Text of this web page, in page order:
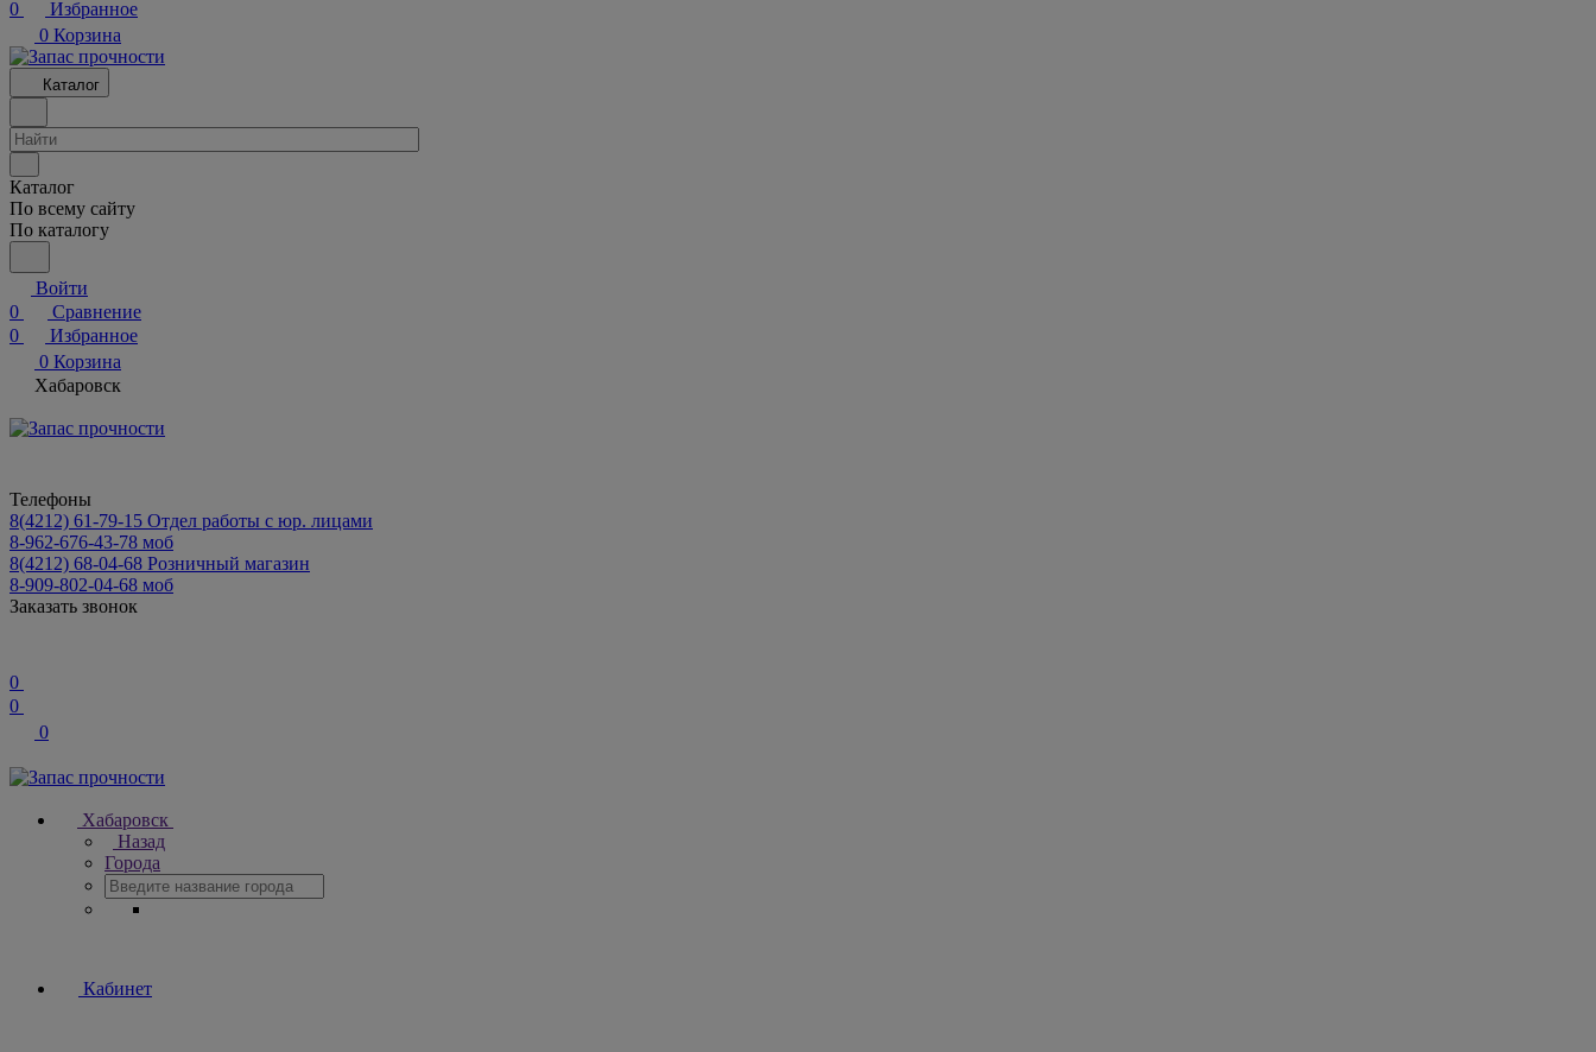
0
Избранное
0 Корзина
Каталог
Каталог
По всему сайту
По каталогу
Войти
0
Сравнение
0
Избранное
0 Корзина
Хабаровск
Телефоны
8(4212) 61-79-15 Отдел работы с юр. лицами
8-962-676-43-78 моб
8(4212) 68-04-68 Розничный магазин
8-909-802-04-68 моб
Заказать звонок
0
0
0
Хабаровск
Назад
Города
Кабинет